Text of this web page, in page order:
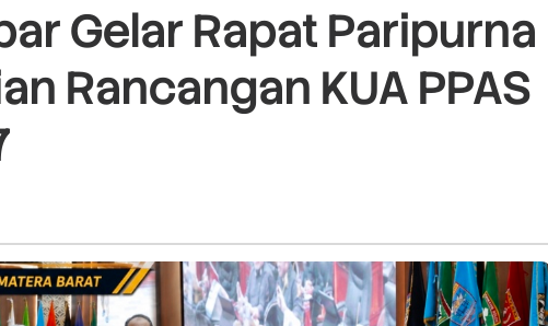
Gelar Rapat Paripurna
Rancangan KUA PPAS